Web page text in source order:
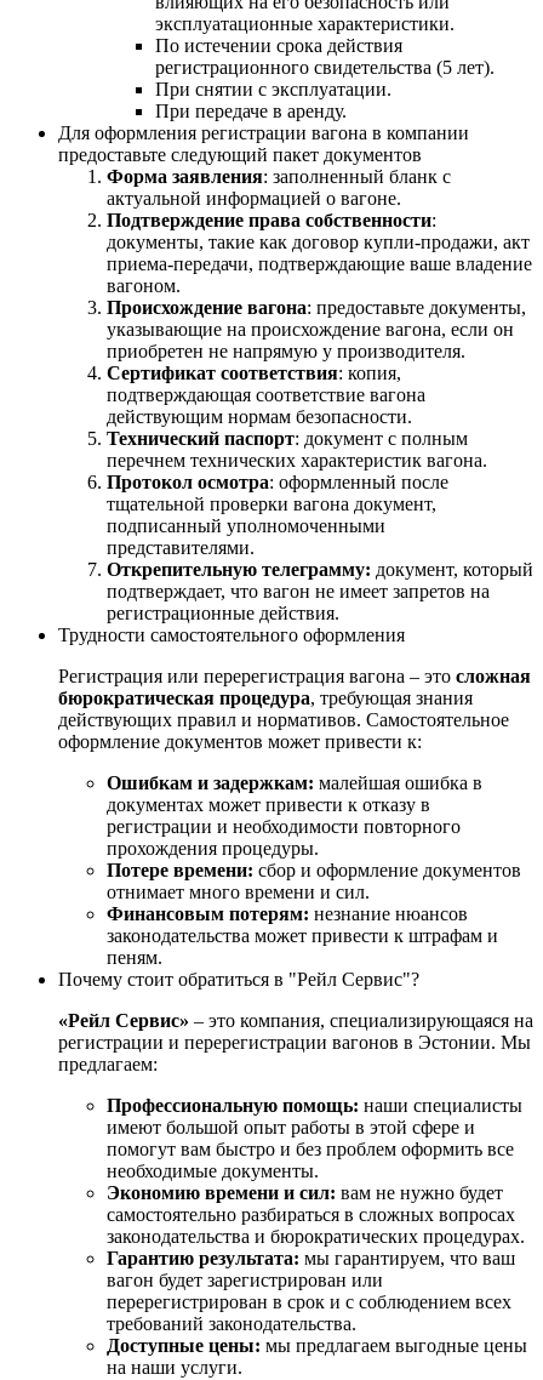
эксплуатационные характеристики.
По истечении срока действия
регистрационного свидетельства (5 лет).
При снятии с эксплуатации.
При передаче в аренду.
Для оформления регистрации вагона в компании
предоставьте следующий пакет документов
Форма заявления: заполненный бланк с
актуальной информацией о вагоне.
Подтверждение права собственности:
документы, такие как договор купли-продажи, акт
приема-передачи, подтверждающие ваше владение
вагоном.
Происхождение вагона: предоставьте документы,
указывающие на происхождение вагона, если он
приобретен не напрямую у производителя.
Сертификат соответствия: копия,
подтверждающая соответствие вагона
действующим нормам безопасности.
Технический паспорт: документ с полным
перечнем технических характеристик вагона.
Протокол осмотра: оформленный после
тщательной проверки вагона документ,
подписанный уполномоченными
представителями.
Открепительную телеграмму: документ, который
подтверждает, что вагон не имеет запретов на
регистрационные действия.
Трудности самостоятельного оформления
Регистрация или перерегистрация вагона – это сложная
бюрократическая процедура, требующая знания
действующих правил и нормативов. Самостоятельное
оформление документов может привести к:
Ошибкам и задержкам: малейшая ошибка в
документах может привести к отказу в
регистрации и необходимости повторного
прохождения процедуры.
Потере времени: сбор и оформление документов
отнимает много времени и сил.
Финансовым потерям: незнание нюансов
законодательства может привести к штрафам и
пеням.
Почему стоит обратиться в "Рейл Сервис"?
«Рейл Сервис» – это компания, специализирующаяся на
регистрации и перерегистрации вагонов в Эстонии. Мы
предлагаем:
Профессиональную помощь: наши специалисты
имеют большой опыт работы в этой сфере и
помогут вам быстро и без проблем оформить все
необходимые документы.
Экономию времени и сил: вам не нужно будет
самостоятельно разбираться в сложных вопросах
законодательства и бюрократических процедурах.
Гарантию результата: мы гарантируем, что ваш
вагон будет зарегистрирован или
перерегистрирован в срок и с соблюдением всех
требований законодательства.
Доступные цены: мы предлагаем выгодные цены
на наши услуги.